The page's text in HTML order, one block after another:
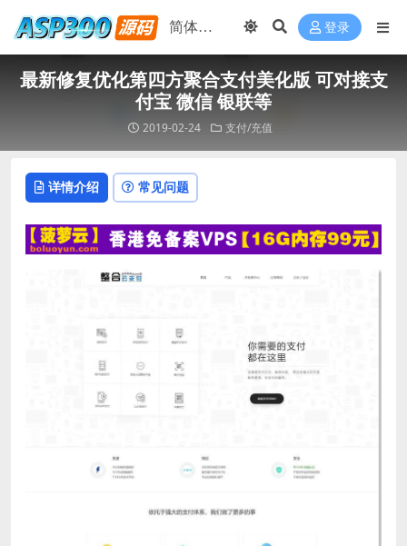
登录
最新修复优化第四方聚合支付美化版 可对接支
付宝 微信 银联等
2019-02-24 支付/充值
详情介绍 常见问题